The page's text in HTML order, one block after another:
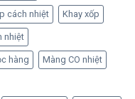
cách nhiệt Khay xốp
nhiệt
hàng Màng CO nhiệt